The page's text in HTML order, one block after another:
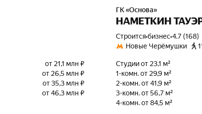
от 21,1 млн ₽
от 26,5 млн ₽
от 35,3 млн ₽
от 46,3 млн ₽
ГК «Основа»
НАМЕТКИН
Строится•бизнес•4.7 (168)
Новые Черёмушки
Студии от 23,1 м²
1-комн. от 29,9 м²
2-комн. от 41,9 м²
3-комн. от 56,7 м²
4-комн. от 84,5 м²